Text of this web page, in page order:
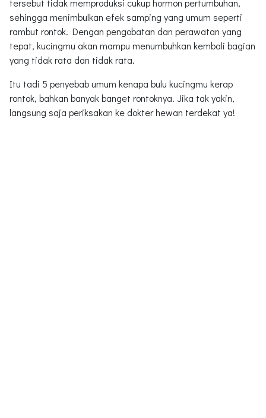
tersebut tidak memproduksi cukup hormon pertumbuhan,
sehingga menimbulkan efek samping yang umum seperti
rambut rontok. Dengan pengobatan dan perawatan yang
tepat, kucingmu akan mampu menumbuhkan kembali bagian
yang tidak rata dan tidak rata.
Itu tadi 5 penyebab umum kenapa bulu kucingmu kerap
rontok, bahkan banyak banget rontoknya. Jika tak yakin,
langsung saja periksakan ke dokter hewan terdekat ya!